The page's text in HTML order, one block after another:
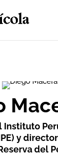
Instituto
y
del